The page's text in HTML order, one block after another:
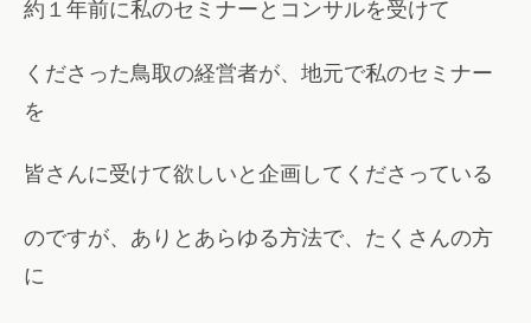
約１年前に私のセミナーとコンサルを受けて
くださった鳥取の経営者が、地元で私のセミナー
を
皆さんに受けて欲しいと企画してくださっている
のですが、ありとあらゆる方法で、たくさんの方
に